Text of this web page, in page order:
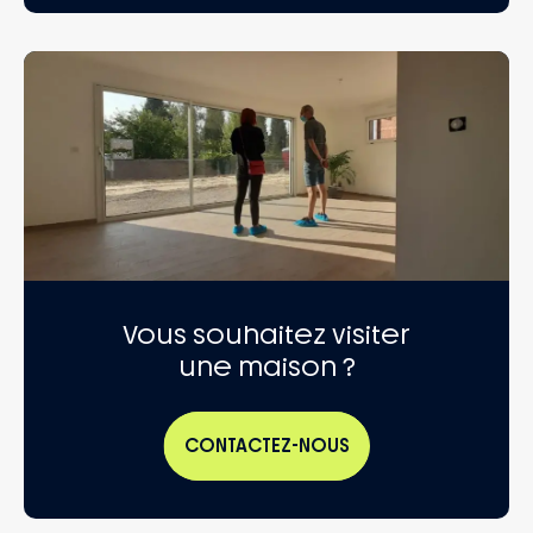
Vous souhaitez visiter
une maison ?
CONTACTEZ-NOUS